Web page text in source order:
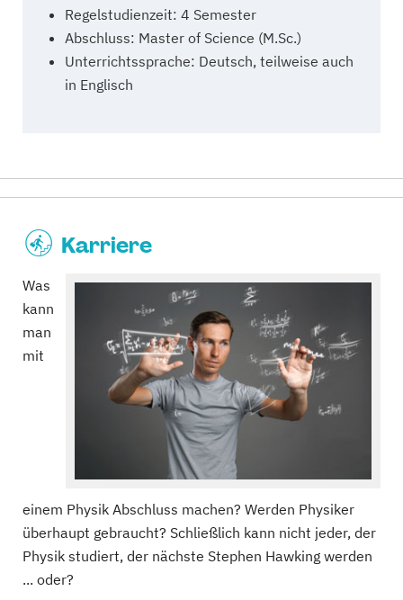
Regelstudienzeit: 4 Semester
Abschluss: Master of Science (M.Sc.)
Unterrichtssprache: Deutsch, teilweise auch
in Englisch
Karriere
Was
kann
man
mit
einem Physik Abschluss machen? Werden Physiker
überhaupt gebraucht? Schließlich kann nicht jeder, der
Physik studiert, der nächste Stephen Hawking werden
... oder?